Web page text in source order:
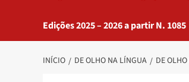
Edições 2025 – 2026 a partir N. 1085
INÍCIO DE OLHO NA LÍNGUA DE